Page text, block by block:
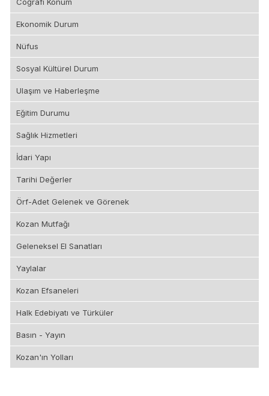
Ekonomik Durum
Nüfus
Sosyal Kültürel Durum
Ulaşım ve Haberleşme
Eğitim Durumu
Sağlık Hizmetleri
İdari Yapı
Tarihi Değerler
Örf-Adet Gelenek ve Görenek
Kozan Mutfağı
Geleneksel El Sanatları
Yaylalar
Kozan Efsaneleri
Halk Edebiyatı ve Türküler
Basın - Yayın
Kozan'ın Yolları